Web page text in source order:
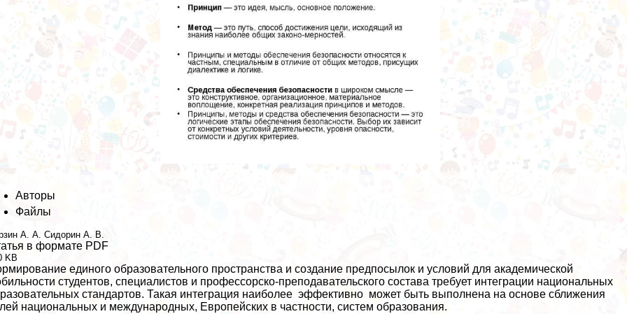
Авторы
Файлы
А. А.Сидорин А. В.
в формате PDF
KB
единого образовательного прострaнcтва и создание предпосылок и условий для академической
студентов, специалистов и профессорско-преподавательского состава требует интеграции национальных
стандартов. Такая интеграция наиболее эффективно может быть выполнена на основе сближения
национальных и международных, Европейских в частности, систем образования.